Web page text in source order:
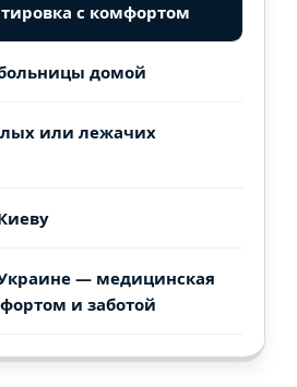
с комфортом
домой
или лежачих
— медицинская
и заботой